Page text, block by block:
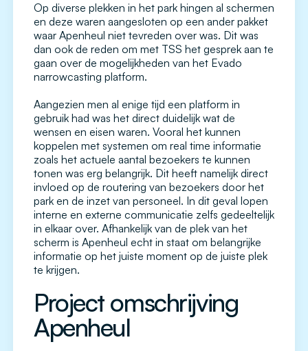
Op diverse plekken in het park hingen al schermen
en deze waren aangesloten op een ander pakket
waar Apenheul niet tevreden over was. Dit was
dan ook de reden om met TSS het gesprek aan te
gaan over de mogelijkheden van het Evado
narrowcasting platform.
Aangezien men al enige tijd een platform in
gebruik had was het direct duidelijk wat de
wensen en eisen waren. Vooral het kunnen
koppelen met systemen om real time informatie
zoals het actuele aantal bezoekers te kunnen
tonen was erg belangrijk. Dit heeft namelijk direct
invloed op de routering van bezoekers door het
park en de inzet van personeel. In dit geval lopen
interne en externe communicatie zelfs gedeeltelijk
in elkaar over. Afhankelijk van de plek van het
scherm is Apenheul echt in staat om belangrijke
informatie op het juiste moment op de juiste plek
te krijgen.
Project omschrijving
Apenheul